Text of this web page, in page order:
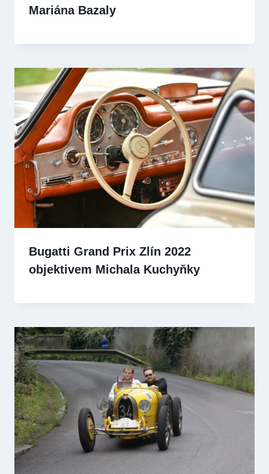
Mariána Bazaly
Bugatti Grand Prix Zlín 2022
objektivem Michala Kuchyňky